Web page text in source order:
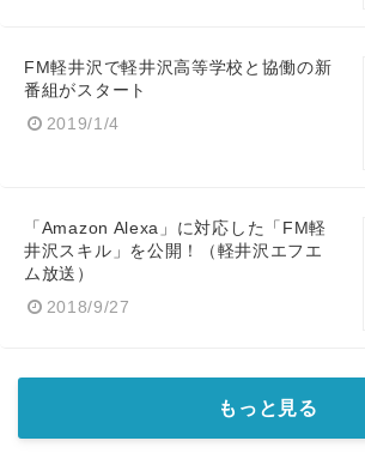
FM軽井沢で軽井沢高等学校と協働の新
番組がスタート
2019/1/4
「Amazon Alexa」に対応した「FM軽
井沢スキル」を公開！（軽井沢エフエ
ム放送）
2018/9/27
もっと見る